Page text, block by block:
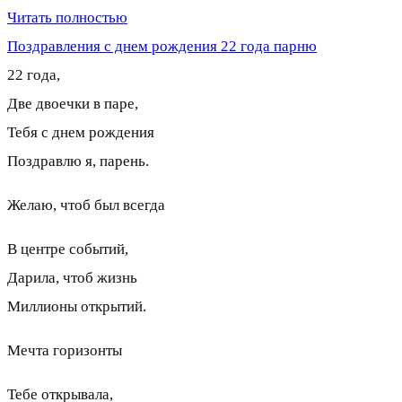
Читать полностью
Поздравления с днем рождения 22 года парню
22 года,
Две двоечки в паре,
Тебя с днем рождения
Поздравлю я, парень.
Желаю, чтоб был всегда
В центре событий,
Дарила, чтоб жизнь
Миллионы открытий.
Мечта горизонты
Тебе открывала,